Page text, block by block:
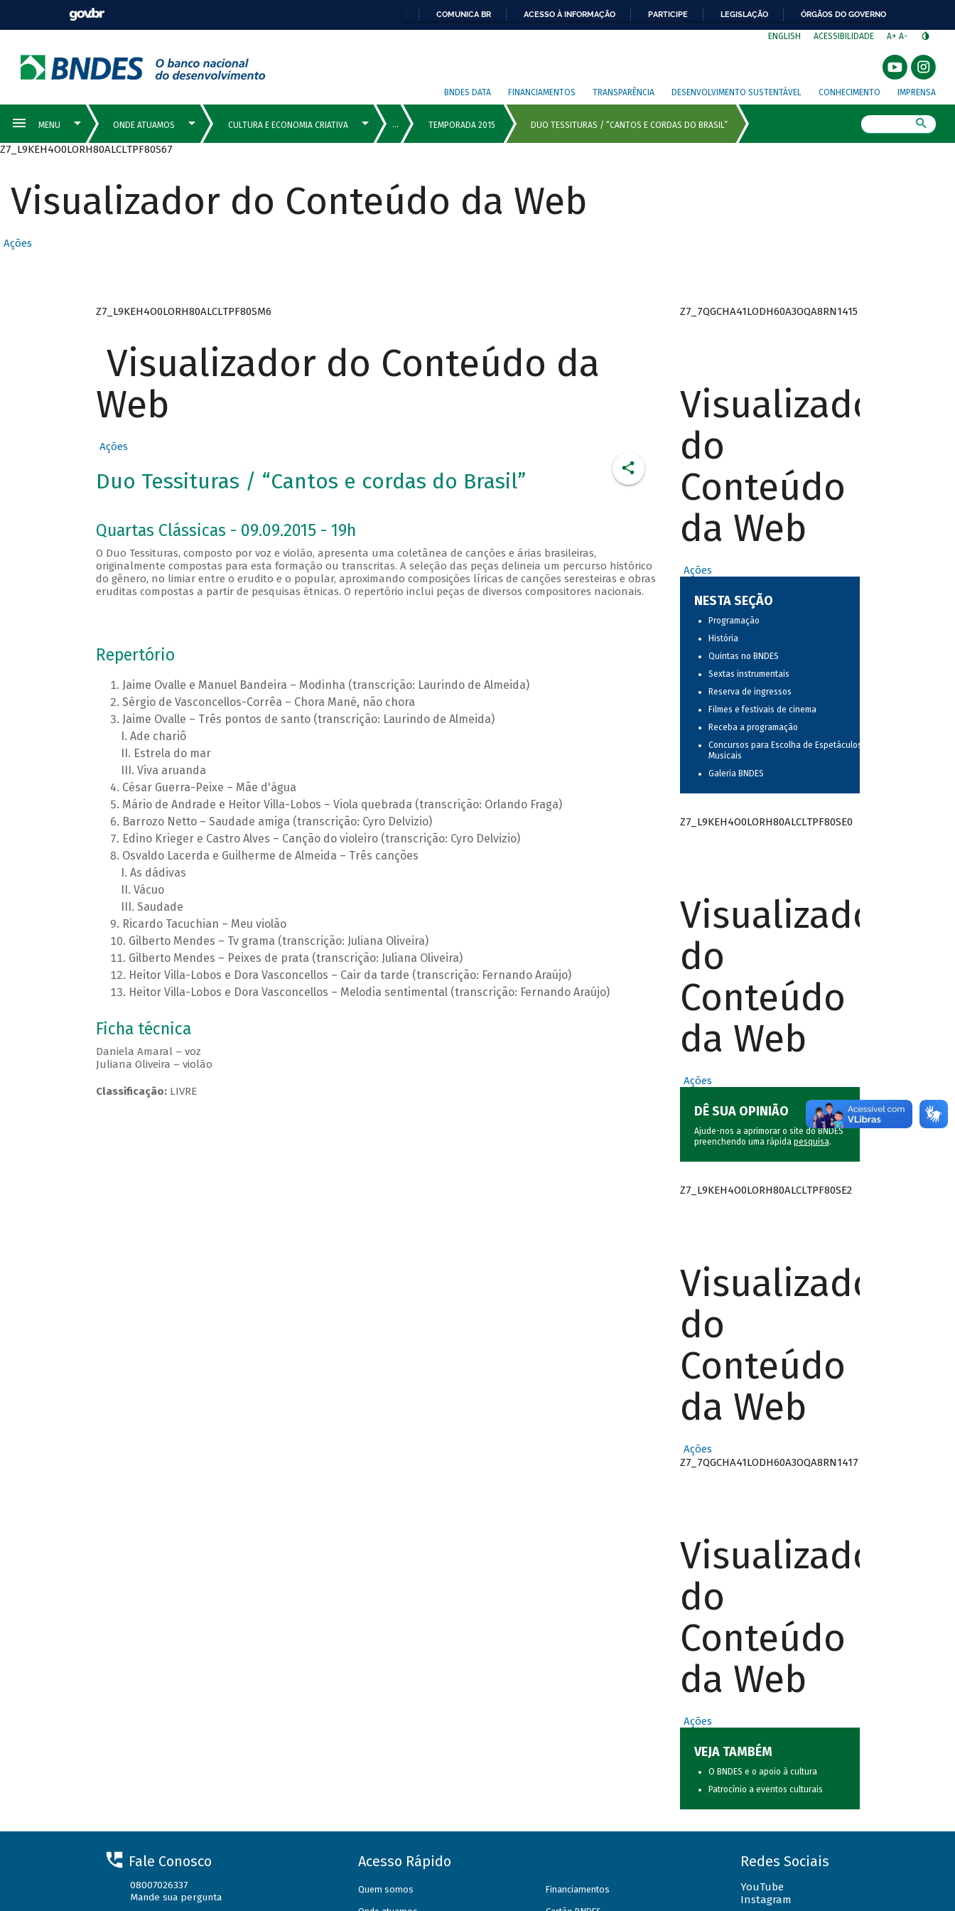
COMUNICA BR ACESSO À INFORMAÇÃO PARTICIPE LEGISLAÇÃO ÓRGÃOS DO GOVERNO
ENGLISH ACESSIBILIDADE A+ A-
BNDES DATA FINANCIAMENTOS TRANSPARÊNCIA DESENVOLVIMENTO SUSTENTÁVEL CONHECIMENTO IMPRENSA
Z7_L9KEH4O0LORH80ALCLTPF80S67
Visualizador do Conteúdo da Web
Ações
Z7_L9KEH4O0LORH80ALCLTPF80SM6
Visualizador do Conteúdo da
Web
Ações
Duo Tessituras / “Cantos e cordas do Brasil”
Quartas Clássicas - 09.09.2015 - 19h
O Duo Tessituras, composto por voz e violão, apresenta uma coletânea de canções e árias brasileiras,
originalmente compostas para esta formação ou transcritas. A seleção das peças delineia um percurso histórico
do gênero, no limiar entre o erudito e o popular, aproximando composições líricas de canções seresteiras e obras
eruditas compostas a partir de pesquisas étnicas. O repertório inclui peças de diversos compositores nacionais.
Repertório
Jaime Ovalle e Manuel Bandeira – Modinha (transcrição: Laurindo de Almeida)
Sérgio de Vasconcellos-Corrêa – Chora Mané, não chora
Jaime Ovalle – Três pontos de santo (transcrição: Laurindo de Almeida)
Ade chariô
Estrela do mar
Viva aruanda
César Guerra-Peixe – Mãe d'água
Mário de Andrade e Heitor Villa-Lobos – Viola quebrada (transcrição: Orlando Fraga)
Barrozo Netto – Saudade amiga (transcrição: Cyro Delvizio)
Edino Krieger e Castro Alves – Canção do violeiro (transcrição: Cyro Delvizio)
Osvaldo Lacerda e Guilherme de Almeida – Três canções
As dádivas
Vácuo
Saudade
Ricardo Tacuchian – Meu violão
Gilberto Mendes – Tv grama (transcrição: Juliana Oliveira)
Gilberto Mendes – Peixes de prata (transcrição: Juliana Oliveira)
Heitor Villa-Lobos e Dora Vasconcellos – Cair da tarde (transcrição: Fernando Araújo)
Heitor Villa-Lobos e Dora Vasconcellos – Melodia sentimental (transcrição: Fernando Araújo)
Ficha técnica
Daniela Amaral – voz
Juliana Oliveira – violão
Classificação:LIVRE
Z7_7QGCHA41LODH60A3OQA8RN1415
Visualizador
do
Conteúdo
da Web
Ações
NESTA SEÇÃO
Programação
História
Quintas no BNDES
Sextas instrumentais
Reserva de ingressos
Filmes e festivais de cinema
Receba a programação
Concursos para Escolha de Espetáculos
Musicais
Galeria BNDES
Z7_L9KEH4O0LORH80ALCLTPF80SE0
Visualizador
do
Conteúdo
da Web
Ações
DÊ SUA OPINIÃO
Ajude-nos a aprimorar o site do BNDES
preenchendo uma rápida pesquisa.
Z7_L9KEH4O0LORH80ALCLTPF80SE2
Visualizador
do
Conteúdo
da Web
Ações
Z7_7QGCHA41LODH60A3OQA8RN1417
Visualizador
do
Conteúdo
da Web
Ações
VEJA TAMBÉM
O BNDES e o apoio à cultura
Patrocínio a eventos culturais
Fale Conosco
08007026337
Mande sua pergunta
Acesso Rápido
Quem somos Financiamentos
Redes Sociais
YouTube
Instagram